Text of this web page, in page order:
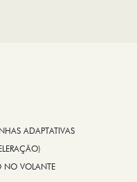
ADAPTATIVAS
NO VOLANTE